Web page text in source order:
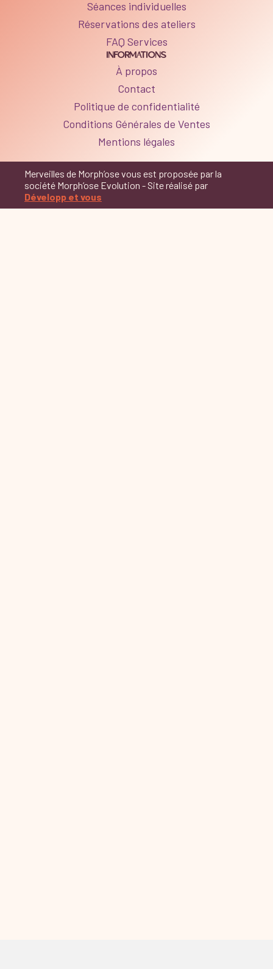
Séances individuelles
Réservations des ateliers
FAQ Services
INFORMATIONS
À propos
Contact
Politique de confidentialité
Conditions Générales de Ventes
Mentions légales
Merveilles de Morph’ose vous est proposée par la
société Morph’ose Evolution - Site réalisé par
Développ et vous